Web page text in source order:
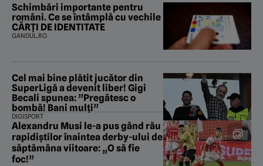
Schimbări importante pentru
români. Ce se întâmplă cu vechile
CĂRȚI DE IDENTITATE
GANDUL.RO
Cel mai bine plătit jucător din
SuperLigă a devenit liber! Gigi
Becali spunea: ”Pregătesc o
bombă! Bani mulți”
DIGISPORT
Alexandru Musi le-a pus gând rău
rapidiștilor înaintea derby-ului de
săptămâna viitoare: „O să fie
foc!”